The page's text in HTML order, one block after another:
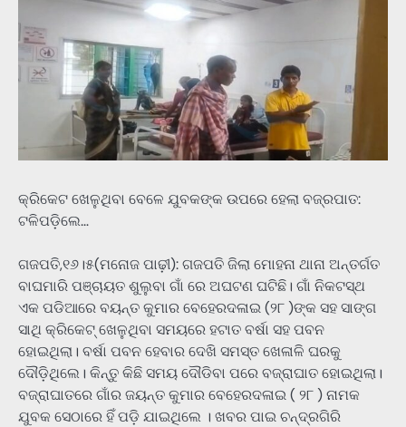
କ୍ରିକେଟ ଖେଳୁଥିବା ବେଳେ ଯୁବକଙ୍କ ଉପରେ ହେଲା ବଜ୍ରପାତ:
ଟଳିପଡ଼ିଲେ…
ଗଜପତି,୧୬।୫(ମନୋଜ ପାଢ଼ୀ): ଗଜପତି ଜିଲା ମୋହନା ଥାନା ଅନ୍ତର୍ଗତ
ବାଘମାରି ପଞ୍ଚାୟତ ଶୁଲୁବା ଗାଁ ରେ ଅଘଟଣ ଘଟିଛି। ଗାଁ ନିକଟସ୍ଥ
ଏକ ପଡିଆରେ ବୟନ୍ତ କୁମାର ବେହେରଦଳାଇ (୨୮ )ଙ୍କ ସହ ସାଙ୍ଗ
ସାଥି କ୍ରିକେଟ୍ ଖେଳୁଥିବା ସମୟରେ ହଟାତ ବର୍ଷା ସହ ପବନ
ହୋଇଥିଲା। ବର୍ଷା ପବନ ହେବାର ଦେଖି ସମସ୍ତ ଖେଳାଳି ଘରକୁ
ଦୌଡ଼ିଥିଲେ। କିନ୍ତୁ କିଛି ସମୟ ଦୌଡିବା ପରେ ବଜ୍ରାଘାତ ହୋଇଥିଲା।
ବଜ୍ରାଘାତରେ ଗାଁର ଜୟନ୍ତ କୁମାର ବେହେରଦଳାଇ ( ୨୮ ) ନାମକ
ଯୁବକ ସେଠାରେ ହିଁ ପଡ଼ି ଯାଇଥିଲେ । ଖବର ପାଇ ଚନ୍ଦ୍ରଗିରି